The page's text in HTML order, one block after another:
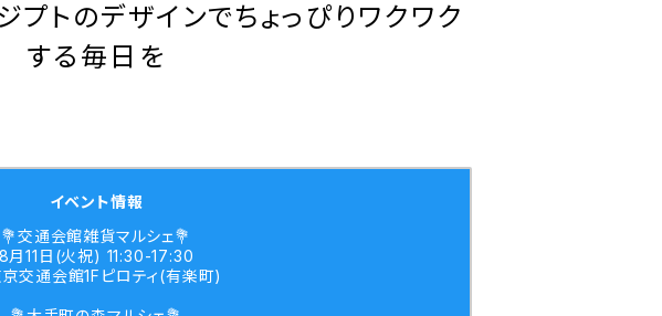
プトのデザインでちょっぴりワクワク
する毎日を
イベント情報
💐交通会館雑貨マルシェ💐
8月11日(火祝) 11:30-17:30
交通会館1Fピロティ(有楽町)